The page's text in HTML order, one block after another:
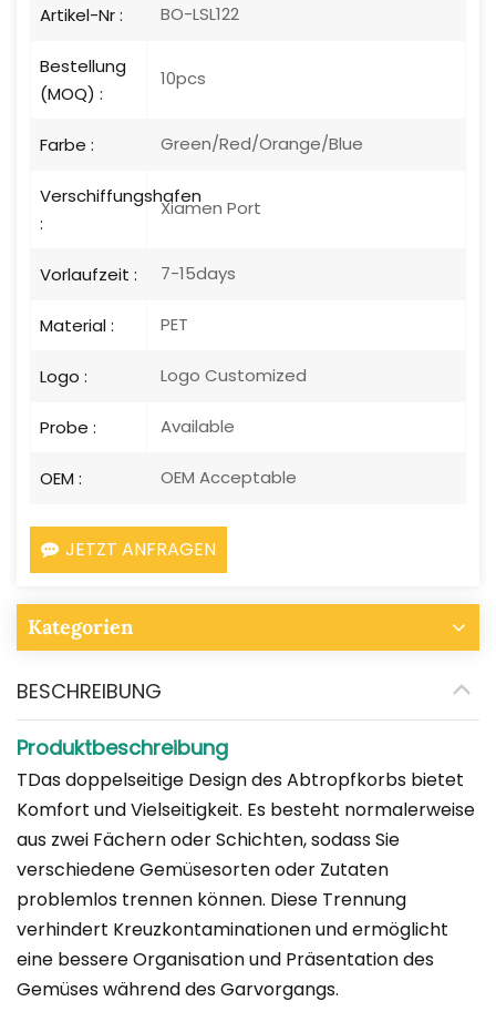
Artikel-Nr : BO-LSL122
Bestellung
(MOQ) :
10pcs
Farbe : Green/Red/Orange/Blue
Verschiffungshafen
:
Xiamen Port
Vorlaufzeit : 7-15days
Material : PET
Logo : Logo Customized
Probe : Available
OEM : OEM Acceptable
JETZT ANFRAGEN
Kategorien
BESCHREIBUNG
Produktbeschreibung
TDas doppelseitige Design des Abtropfkorbs bietet
Komfort und Vielseitigkeit. Es besteht normalerweise
aus zwei Fächern oder Schichten, sodass Sie
verschiedene Gemüsesorten oder Zutaten
problemlos trennen können. Diese Trennung
verhindert Kreuzkontaminationen und ermöglicht
eine bessere Organisation und Präsentation des
Gemüses während des Garvorgangs.